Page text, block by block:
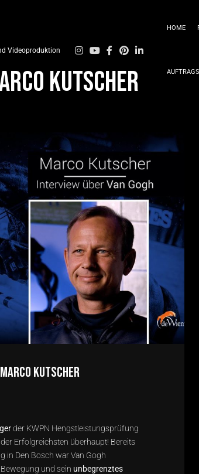
Videoproduktion
HOME
Kutscher
Kutscher
der KWPN Hengstleistungsprüfung
Erfolgreichsten überhaupt! Bereits
in Den Bosch war Van Gogh
Bewegung und sein unbegrenztes